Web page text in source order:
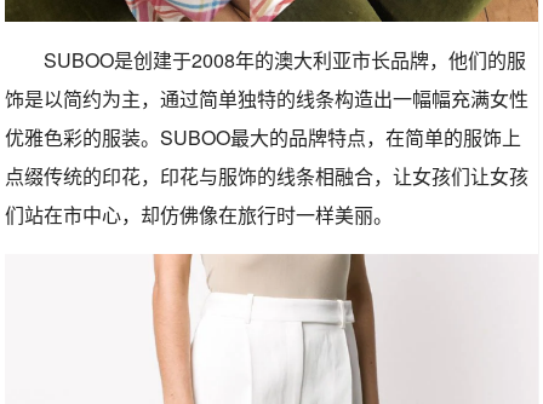
SUBOO是创建于2008年的澳大利亚市长品牌，他们的服
饰是以简约为主，通过简单独特的线条构造出一幅幅充满女性
优雅色彩的服装。SUBOO最大的品牌特点，在简单的服饰上
点缀传统的印花，印花与服饰的线条相融合，让女孩们让女孩
们站在市中心，却仿佛像在旅行时一样美丽。